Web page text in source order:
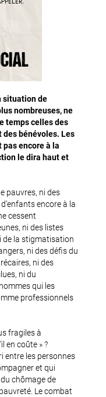
situation de
nombreuses, ne
temps celles des
des bénévoles. Les
pas encore à la
le dira haut et
pauvres, ni des
encore à la
cessent
ni des listes
de la stigmatisation
ni des défis du
ni des
ni du
qui les
professionnels
fragiles à
en coûte » ?
entre les personnes
et qui
chômage de
Le combat